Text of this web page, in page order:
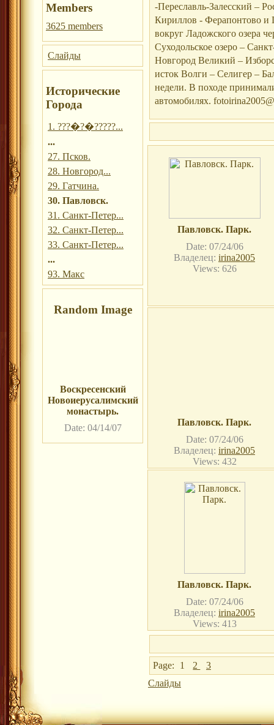
Members
3625 members
Слайды
Исторические
Города
1. ???�?�?????...
...
27. Псков.
28. Новгород...
29. Гатчина.
30. Павловск.
31. Санкт-Петер...
32. Санкт-Петер...
33. Санкт-Петер...
...
93. Макс
Random Image
Воскресенский
Новоиерусалимский
монастырь.
Date: 04/14/07
-Переславль-Залесский –
Кириллов - Ферапонтово и
вокруг Ладожского озера
Суходольское озеро –
Новгород Великий –
исток Волги – Селигер –
недели. В походе
автомобилях.
Павловск. Парк.
Date: 07/24/06
Владелец: irina2005
Views: 626
Павловск. Парк.
Date: 07/24/06
Владелец: irina2005
Views: 432
Павловск. Парк.
Date: 07/24/06
Владелец: irina2005
Views: 413
Page: 1 2
3
Слайды